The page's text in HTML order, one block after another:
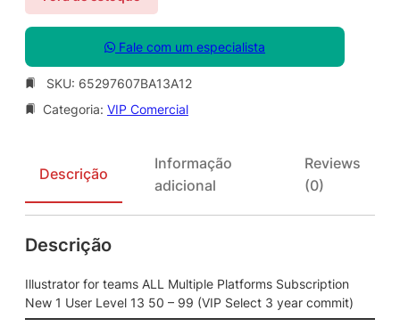
Fale com um especialista
SKU: 65297607BA13A12
Categoria: VIP Comercial
Descrição
Informação
adicional
Reviews
(0)
Descrição
Illustrator for teams ALL Multiple Platforms Subscription
New 1 User Level 13 50 – 99 (VIP Select 3 year commit)